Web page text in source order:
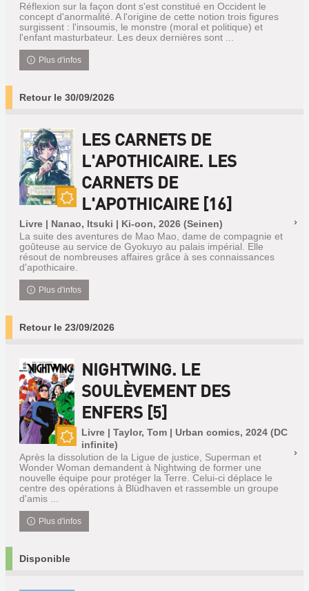
Réflexion sur la façon dont s'est constitué en Occident le
concept d'anormalité. A l'origine de cette notion trois figures
surgissent : l'insoumis, le monstre (moral et politique) et
l'enfant masturbateur. Les deux dernières sont ...
Plus d'infos
Retour le 30/09/2026
LES CARNETS DE
L'APOTHICAIRE. LES
CARNETS DE
L'APOTHICAIRE [16]
Livre | Nanao, Itsuki | Ki-oon, 2026 (Seinen)
La suite des aventures de Mao Mao, dame de compagnie et
goûteuse au service de Gyokuyo au palais impérial. Elle
résout de nombreuses affaires grâce à ses connaissances
d'apothicaire.
Plus d'infos
Retour le 23/09/2026
NIGHTWING. LE
SOULÈVEMENT DES
ENFERS [5]
Livre | Taylor, Tom | Urban comics, 2024 (DC
infinite)
Après la dissolution de la Ligue de justice, Superman et
Wonder Woman demandent à Nightwing de former une
nouvelle équipe pour protéger la Terre. Celui-ci déplace le
centre des opérations à Blüdhaven et rassemble un groupe
d'amis ...
Plus d'infos
Disponible